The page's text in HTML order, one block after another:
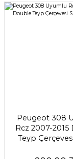
Peugeot 308
Rcz 2007-
Teyp